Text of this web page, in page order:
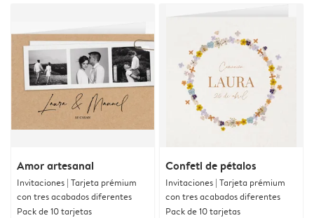
Amor artesanal
Invitaciones | Tarjeta prémium
con tres acabados diferentes
Pack de 10 tarjetas
Confeti de pétalos
Invitaciones | Tarjeta prémium
con tres acabados diferentes
Pack de 10 tarjetas